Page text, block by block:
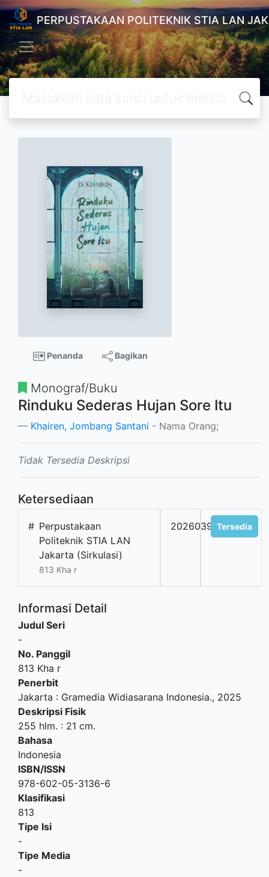
PERPUSTAKAAN POLITEKNIK STIA LAN
Penanda Bagikan
Monograf/Buku
Rinduku Sederas Hujan Sore Itu
Khairen, Jombang Santani - Nama Orang;
Tidak Tersedia Deskripsi
Ketersediaan
# Perpustakaan
Politeknik STIA LAN
Jakarta (Sirkulasi)
813 Kha r
2026039761Tersedia
Informasi Detail
Judul Seri
-
No. Panggil
813 Kha r
Penerbit
Jakarta : Gramedia Widiasarana Indonesia., 2025
Deskripsi Fisik
255 hlm. : 21 cm.
Bahasa
Indonesia
ISBN/ISSN
978-602-05-3136-6
Klasifikasi
813
Tipe Isi
-
Tipe Media
-